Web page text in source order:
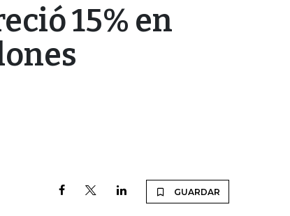
15% en
GUARDAR